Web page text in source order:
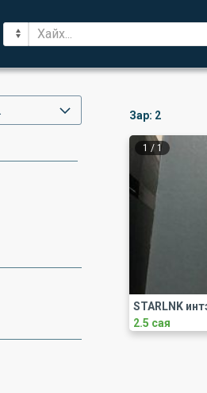
Зар: 2
1 / 1
2.5 сая